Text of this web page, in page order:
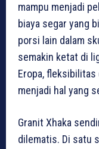
mampu menjadi
biaya segar yang
porsi lain dalam
semakin ketat di
Eropa, fleksibilitas
menjadi hal yang
Granit Xhaka
dilematis. Di satu